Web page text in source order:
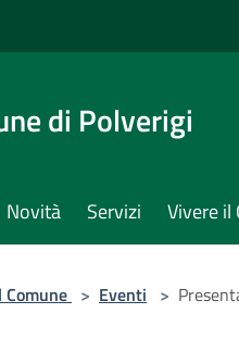
di Polverigi
Novità Servizi Vivere il
> Eventi >